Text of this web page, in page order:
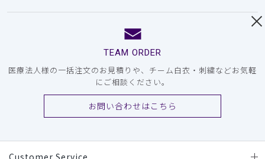
TEAM ORDER
医療法人様の一括注文のお見積りや、チーム白衣・刺繍などお気軽
にご相談ください。
お問い合わせはこちら
Customer Service